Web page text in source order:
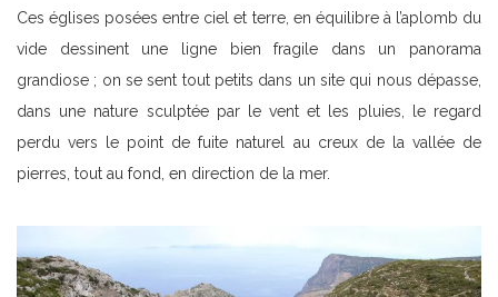
Ces églises posées entre ciel et terre, en équilibre à l’aplomb du
vide dessinent une ligne bien fragile dans un panorama
grandiose ; on se sent tout petits dans un site qui nous dépasse,
dans une nature sculptée par le vent et les pluies, le regard
perdu vers le point de fuite naturel au creux de la vallée de
pierres, tout au fond, en direction de la mer.